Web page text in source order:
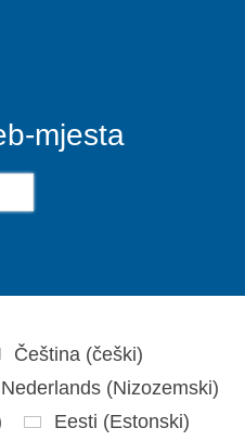
mjesta
Čeština (češki)
Nederlands (Nizozemski)
Eesti (Estonski)